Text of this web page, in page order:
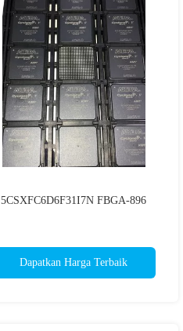
5CSXFC6D6F31I7N FBGA-896
Dapatkan Harga Terbaik